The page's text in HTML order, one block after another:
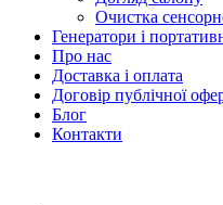
Очистка
Генератори і
Про нас
Доставка і оплата
Договір публічної
Блог
Контакти